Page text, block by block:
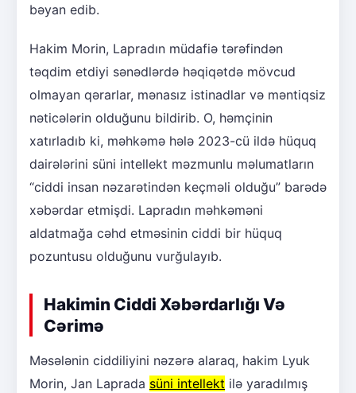
bəyan edib.
Hakim Morin, Lapradın müdafiə tərəfindən
təqdim etdiyi sənədlərdə həqiqətdə mövcud
olmayan qərarlar, mənasız istinadlar və məntiqsiz
nəticələrin olduğunu bildirib. O, həmçinin
xatırladıb ki, məhkəmə hələ 2023-cü ildə hüquq
dairələrini süni intellekt məzmunlu məlumatların
“ciddi insan nəzarətindən keçməli olduğu” barədə
xəbərdar etmişdi. Lapradın məhkəməni
aldatmağa cəhd etməsinin ciddi bir hüquq
pozuntusu olduğunu vurğulayıb.
Hakimin Ciddi Xəbərdarlığı Və
Cərimə
Məsələnin ciddiliyini nəzərə alaraq, hakim Lyuk
Morin, Jan Laprada süni intellekt ilə yaradılmış